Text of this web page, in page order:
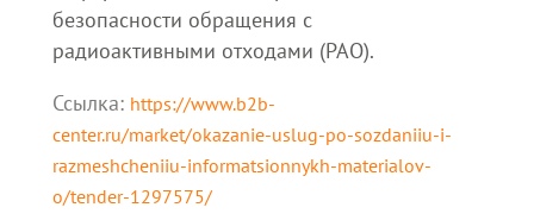
безопасности обращения с
радиоактивными отходами (РАО).
Ссылка: https://www.b2b-
center.ru/market/okazanie-uslug-po-sozdaniiu-i-
razmeshcheniiu-informatsionnykh-materialov-
o/tender-1297575/